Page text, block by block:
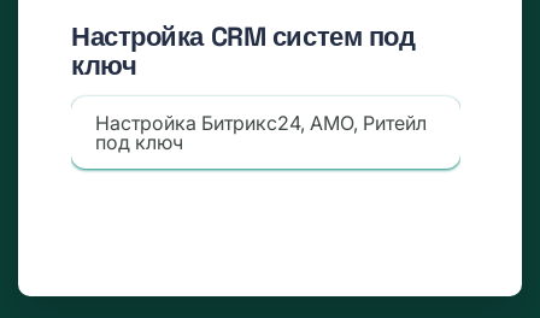
Настройка CRM систем под
ключ
Настройка Битрикс24, AMO, Ритейл
под ключ